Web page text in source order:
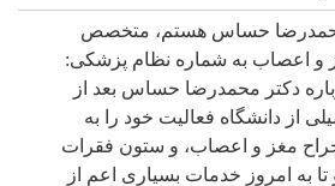
حساس هستم، متخصص
و اعصاب به شماره نظام پزشکی:
درباره دکتر محمدرضا حساس بعد از
از دانشگاه فعالیت خود را به
مغز و اعصاب، و ستون فقرات
تا به امروز خدمات بسیاری اعم از